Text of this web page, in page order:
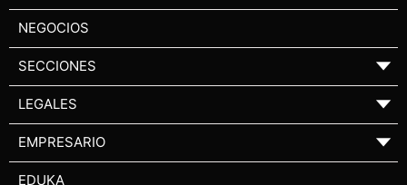
NEGOCIOS
SECCIONES ▼
LEGALES ▼
EMPRESARIO ▼
EDUKA